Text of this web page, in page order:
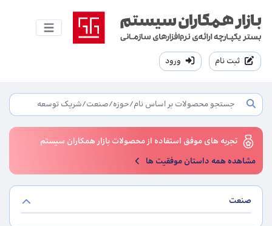
ثبت نام ورود
تجربه های موفق استفاده از محصولات بازار همکاران سیستم
مشاهده همه داستان موفقیت ها
صنعت